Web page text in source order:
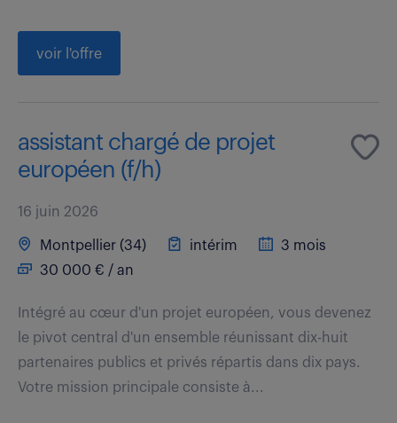
voir l'offre
assistant chargé de projet
européen (f/h)
16 juin 2026
Montpellier (34) intérim
3 mois
30 000 € / an
Intégré au cœur d'un projet européen, vous devenez
le pivot central d'un ensemble réunissant dix-huit
partenaires publics et privés répartis dans dix pays.
Votre mission principale consiste à...